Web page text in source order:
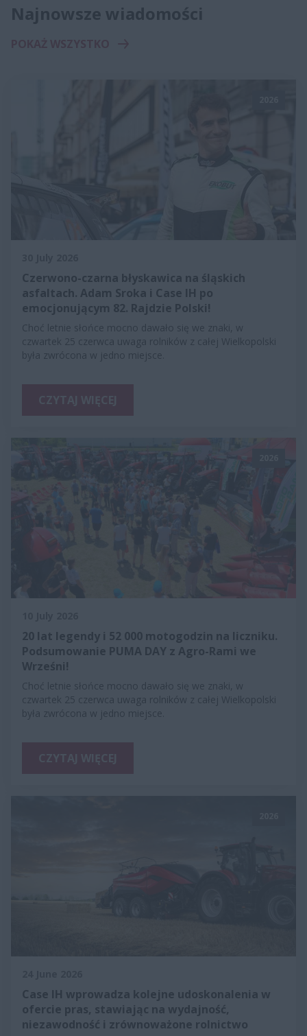
Najnowsze wiadomości
Czerwono-czarna błyskawica na śląskich
asfaltach. Adam Sroka i Case IH po
emocjonującym 82. Rajdzie Polski!
Choć letnie słońce mocno dawało się we znaki, w
czwartek 25 czerwca uwaga rolników z całej Wielkopolski
była zwrócona w jedno miejsce.
20 lat legendy i 52 000 motogodzin na liczniku.
Podsumowanie PUMA DAY z Agro-Rami we
Wrześni!
Choć letnie słońce mocno dawało się we znaki, w
czwartek 25 czerwca uwaga rolników z całej Wielkopolski
była zwrócona w jedno miejsce.
Case IH wprowadza kolejne udoskonalenia w
ofercie pras, stawiając na wydajność,
niezawodność i zrównoważone rolnictwo